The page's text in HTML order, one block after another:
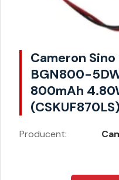
Cameron
BGN800-
800mAh
(CSKUF870LS)
Producent: